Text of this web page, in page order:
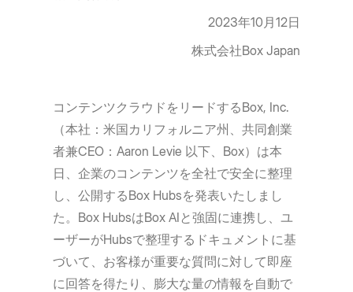
2023年10月12日
株式会社Box Japan
コンテンツクラウドをリードするBox, Inc.
（本社：米国カリフォルニア州、共同創業
者兼CEO：Aaron Levie 以下、Box）は本
日、企業のコンテンツを全社で安全に整理
し、公開するBox Hubsを発表いたしまし
た。Box HubsはBox AIと強固に連携し、ユ
ーザーがHubsで整理するドキュメントに基
づいて、お客様が重要な質問に対して即座
に回答を得たり、膨大な量の情報を自動で